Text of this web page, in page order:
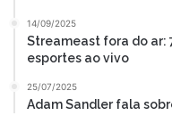
14/09/2025
Streameast fora do ar:
esportes ao vivo
25/07/2025
Adam Sandler fala